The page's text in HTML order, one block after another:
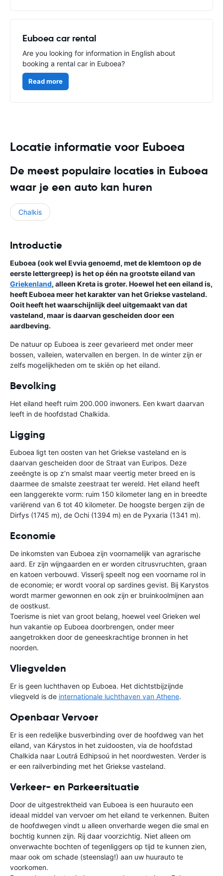
Euboea car rental
Are you looking for information in English about
booking a rental car in Euboea?
Read more
Locatie informatie voor Euboea
De meest populaire locaties in Euboea
waar je een auto kan huren
Chalkis
Introductie
Euboea (ook wel Evvia genoemd, met de klemtoon op de
eerste lettergreep) is het op één na grootste eiland van
Griekenland, alleen Kreta is groter. Hoewel het een eiland is,
heeft Euboea meer het karakter van het Griekse vasteland.
Ooit heeft het waarschijnlijk deel uitgemaakt van dat
vasteland, maar is daarvan gescheiden door een
aardbeving.
De natuur op Euboea is zeer gevarieerd met onder meer
bossen, valleien, watervallen en bergen. In de winter zijn er
zelfs mogelijkheden om te skiën op het eiland.
Bevolking
Het eiland heeft ruim 200.000 inwoners. Een kwart daarvan
leeft in de hoofdstad Chalkida.
Ligging
Euboea ligt ten oosten van het Griekse vasteland en is
daarvan gescheiden door de Straat van Euripos. Deze
zeeëngte is op z’n smalst maar veertig meter breed en is
daarmee de smalste zeestraat ter wereld. Het eiland heeft
een langgerekte vorm: ruim 150 kilometer lang en in breedte
variërend van 6 tot 40 kilometer. De hoogste bergen zijn de
Dirfys (1745 m), de Ochi (1394 m) en de Pyxaria (1341 m).
Economie
De inkomsten van Euboea zijn voornamelijk van agrarische
aard. Er zijn wijngaarden en er worden citrusvruchten, graan
en katoen verbouwd. Visserij speelt nog een voorname rol in
de economie; er wordt vooral op sardines gevist. Bij Karystos
wordt marmer gewonnen en ook zijn er bruinkoolmijnen aan
de oostkust.
Toerisme is niet van groot belang, hoewel veel Grieken wel
hun vakantie op Euboea doorbrengen, onder meer
aangetrokken door de geneeskrachtige bronnen in het
noorden.
Vliegvelden
Er is geen luchthaven op Euboea. Het dichtstbijzijnde
vliegveld is de internationale luchthaven van Athene.
Openbaar Vervoer
Er is een redelijke busverbinding over de hoofdweg van het
eiland, van Kárystos in het zuidoosten, via de hoofdstad
Chalkida naar Loutrá Edhipsoú in het noordwesten. Verder is
er een railverbinding met het Griekse vasteland.
Verkeer- en Parkeersituatie
Door de uitgestrektheid van Euboea is een huurauto een
ideaal middel van vervoer om het eiland te verkennen. Buiten
de hoofdwegen vindt u alleen onverharde wegen die smal en
bochtig kunnen zijn. Rij daar voorzichtig. Niet alleen om
onverwachte bochten of tegenliggers op tijd te kunnen zien,
maar ook om schade (steenslag!) aan uw huurauto te
voorkomen.